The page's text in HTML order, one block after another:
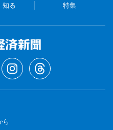
知る 特集
ら